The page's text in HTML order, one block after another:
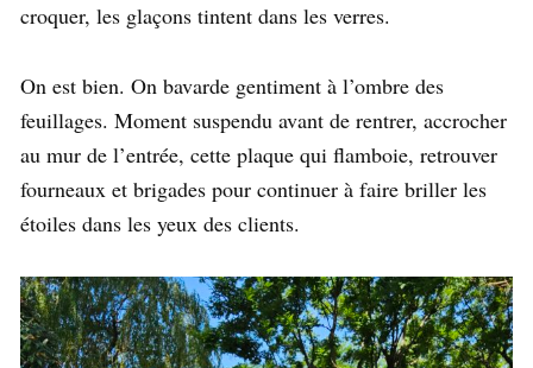
croquer, les glaçons tintent dans les verres.
On est bien. On bavarde gentiment à l’ombre des
feuillages. Moment suspendu avant de rentrer, accrocher
au mur de l’entrée, cette plaque qui flamboie, retrouver
fourneaux et brigades pour continuer à faire briller les
étoiles dans les yeux des clients.